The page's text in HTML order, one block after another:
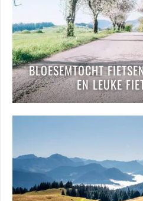
BLOESEMTOCHT
EN LEUKE